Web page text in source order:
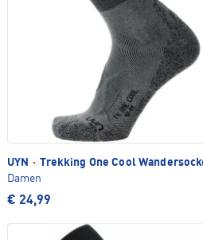
UYN · Trekking One Cool
Damen
€ 24,99